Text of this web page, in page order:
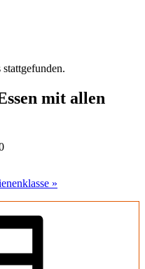
mit allen
»